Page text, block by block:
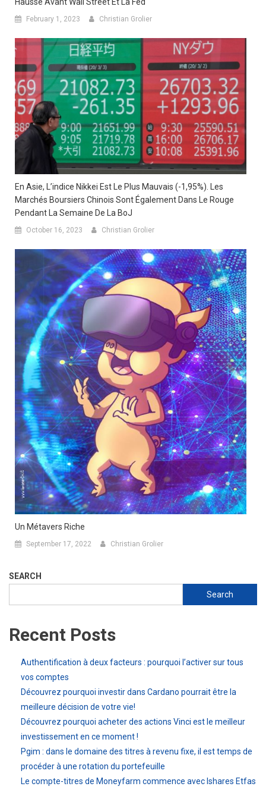
Hausse Avant Wall Street Et La Fed
February 1, 2023 Christian Grolier
En Asie, L’indice Nikkei Est Le Plus Mauvais (-1,95%). Les
Marchés Boursiers Chinois Sont Également Dans Le Rouge
Pendant La Semaine De La BoJ
October 16, 2023 Christian Grolier
Un Métavers Riche
September 17, 2022 Christian Grolier
SEARCH
Search
Recent Posts
Authentification à deux facteurs : pourquoi l’activer sur tous
vos comptes
Découvrez pourquoi investir dans Cardano pourrait être la
meilleure décision de votre vie!
Découvrez pourquoi acheter des actions Vinci est le meilleur
investissement en ce moment !
Pgim : dans le domaine des titres à revenu fixe, il est temps de
procéder à une rotation du portefeuille
Le compte-titres de Moneyfarm commence avec Ishares Etfas